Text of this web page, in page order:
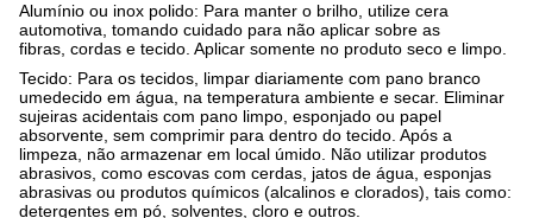
Alumínio ou inox polido: Para manter o brilho, utilize cera
automotiva, tomando cuidado para não aplicar sobre as
fibras, cordas e tecido. Aplicar somente no produto seco e limpo.
Tecido: Para os tecidos, limpar diariamente com pano branco
umedecido em água, na temperatura ambiente e secar. Eliminar
sujeiras acidentais com pano limpo, esponjado ou papel
absorvente, sem comprimir para dentro do tecido. Após a
limpeza, não armazenar em local úmido. Não utilizar produtos
abrasivos, como escovas com cerdas, jatos de água, esponjas
abrasivas ou produtos químicos (alcalinos e clorados), tais como:
detergentes em pó, solventes, cloro e outros.